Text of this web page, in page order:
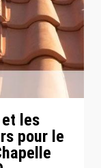
les
pour le